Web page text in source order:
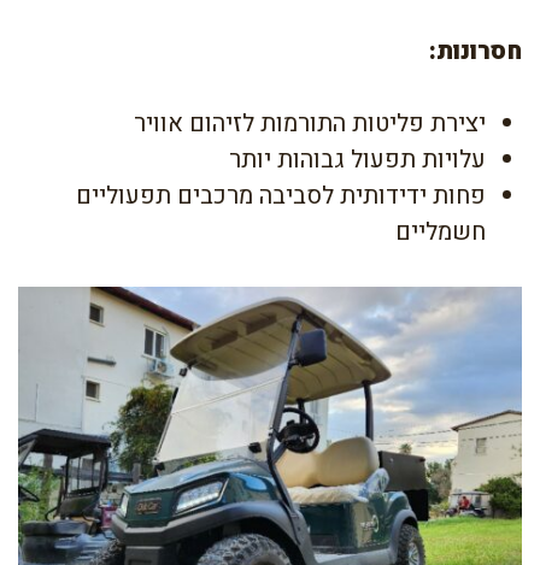
חסרונות:
יצירת פליטות התורמות לזיהום אוויר
עלויות תפעול גבוהות יותר
פחות ידידותית לסביבה מרכבים תפעוליים
חשמליים